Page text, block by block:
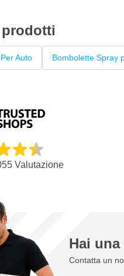
Auto Bombolette Spray
Valutazione
Hai
Contatta un